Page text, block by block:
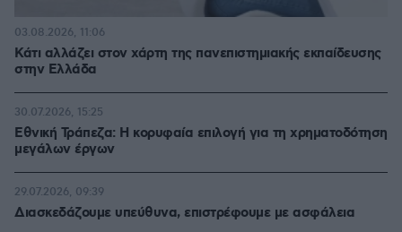
Κάτι αλλάζει στον χάρτη της πανεπιστημιακής εκπαίδευσης
στην Ελλάδα
03.08.2026, 11:06
Εθνική Τράπεζα: Η κορυφαία επιλογή για τη χρηματοδότηση
μεγάλων έργων
30.07.2026, 15:25
Διασκεδάζουμε υπεύθυνα, επιστρέφουμε με ασφάλεια
29.07.2026, 09:39